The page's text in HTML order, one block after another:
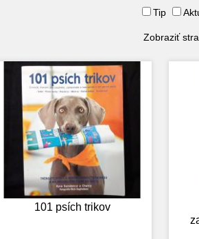
Tip
Zobraziť
101 psích trikov